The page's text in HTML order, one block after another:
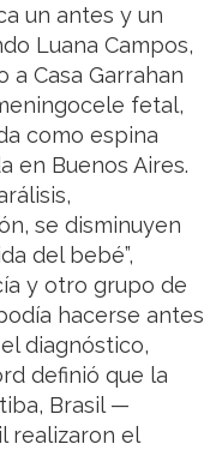
un antes y un
Luana Campos,
a Casa Garrahan
fetal,
como espina
en Buenos Aires.
se disminuyen
del bebé”,
y otro grupo de
hacerse antes
diagnóstico,
definió que la
Brasil —
realizaron el